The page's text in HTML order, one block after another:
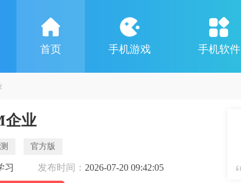
首页 手机游戏 手机软件
企业
官方版
习 发布时间： 2026-07-20 09:42:05